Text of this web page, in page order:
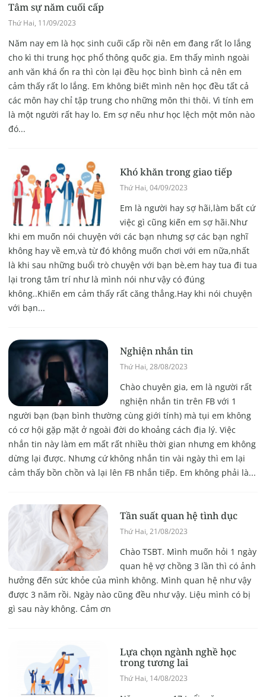
Tâm sự năm cuối cấp
Thứ Hai, 11/09/2023
Năm nay em là học sinh cuối cấp rồi nên em đang rất lo lắng
cho kì thi trung học phổ thông quốc gia. Em thấy mình ngoài
anh văn khá ổn ra thì còn lại đều học bình bình cả nên em
cảm thấy rất lo lắng. Em không biết mình nên học đều tất cả
các môn hay chỉ tập trung cho những môn thi thôi. Vì tính em
là một người rất hay lo. Em sợ nếu như học lệch một môn nào
đó...
Khó khăn trong giao tiếp
Thứ Hai, 04/09/2023
Em là người hay sợ hãi,làm bất cứ
việc gì cũng kiến em sợ hãi.Như
khi em muốn nói chuyện với các bạn nhưng sợ các bạn nghĩ
không hay về em,và từ đó không muốn chơi với em nữa,nhất
là khi sau những buổi trò chuyện với bạn bè,em hay tua đi tua
lại trong tâm trí như là mình nói như vậy có đúng
không..Khiến em cảm thấy rất căng thẳng.Hay khi nói chuyện
với bạn...
Nghiện nhắn tin
Thứ Hai, 28/08/2023
Chào chuyên gia, em là người rất
nghiện nhắn tin trên FB với 1
người bạn (bạn bình thường cùng giới tính) mà tụi em không
có cơ hội gặp mặt ở ngoài đời do khoảng cách địa lý. Việc
nhắn tin này làm em mất rất nhiều thời gian nhưng em không
dừng lại được. Nhưng cứ không nhắn tin vài ngày thì em lại
cảm thấy bồn chồn và lại lên FB nhắn tiếp. Em không phải là...
Tần suất quan hệ tình dục
Thứ Hai, 21/08/2023
Chào TSBT. Mình muốn hỏi 1 ngày
quan hệ vợ chồng 3 lần thì có ảnh
hưởng đến sức khỏe của mình không. Mình quan hệ như vậy
được 3 năm rồi. Ngày nào cũng đều như vậy. Liệu mình có bị
gì sau này không. Cảm ơn
Lựa chọn ngành nghề học
trong tương lai
Thứ Hai, 14/08/2023